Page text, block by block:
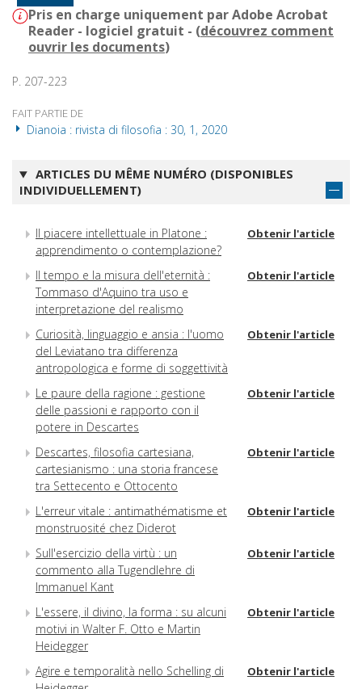
Pris en charge uniquement par Adobe Acrobat
Reader - logiciel gratuit - (découvrez comment
ouvrir les documents)
P. 207-223
FAIT PARTIE DE
Dianoia : rivista di filosofia : 30, 1, 2020
ARTICLES DU MÊME NUMÉRO (DISPONIBLES
INDIVIDUELLEMENT)
Il piacere intellettuale in Platone :
apprendimento o contemplazione?
Obtenir l'article
Il tempo e la misura dell'eternità :
Tommaso d'Aquino tra uso e
interpretazione del realismo
Obtenir l'article
Curiosità, linguaggio e ansia : l'uomo
del Leviatano tra differenza
antropologica e forme di soggettività
Obtenir l'article
Le paure della ragione : gestione
delle passioni e rapporto con il
potere in Descartes
Obtenir l'article
Descartes, filosofia cartesiana,
cartesianismo : una storia francese
tra Settecento e Ottocento
Obtenir l'article
L'erreur vitale : antimathématisme et
monstruosité chez Diderot
Obtenir l'article
Sull'esercizio della virtù : un
commento alla Tugendlehre di
Immanuel Kant
Obtenir l'article
L'essere, il divino, la forma : su alcuni
motivi in Walter F. Otto e Martin
Heidegger
Obtenir l'article
Agire e temporalità nello Schelling di
Obtenir l'article